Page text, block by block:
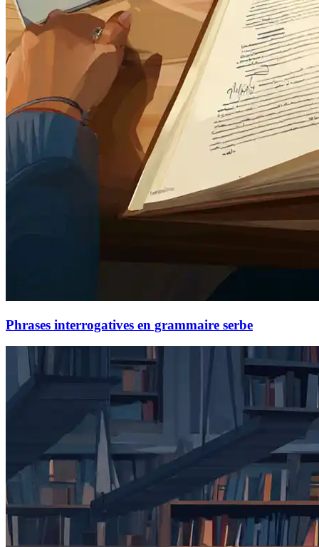
Phrases interrogatives en grammaire serbe